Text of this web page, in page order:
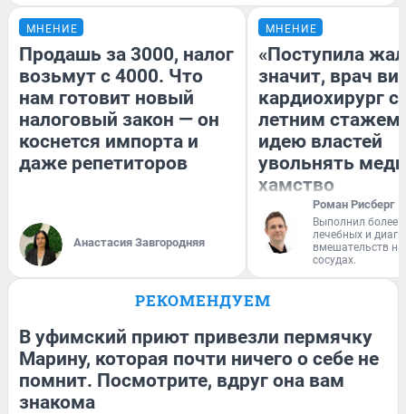
МНЕНИЕ
Продашь за 3000, налог
возьмут с 4000. Что
нам готовит новый
налоговый закон — он
коснется импорта и
даже репетиторов
Анастасия Завгородняя
МНЕНИЕ
«Поступила
значит, врач
кардиохирург с
летним стажем
идею властей
увольнять
хамство
Роман Рисберг
Выполнил более
лечебных и
вмешательств на
сосудах.
РЕКОМЕНДУЕМ
В уфимский приют привезли пермячку
Марину, которая почти ничего о себе не
помнит. Посмотрите, вдруг она вам
знакома